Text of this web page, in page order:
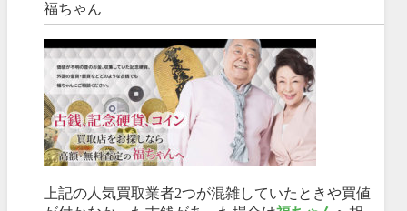
福ちゃん
上記の人気買取業者2つが混雑していたときや買値